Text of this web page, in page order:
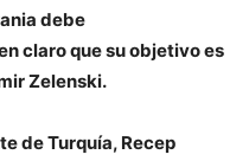
debe
claro que su objetivo es
Zelenski.
de Turquía, Recep